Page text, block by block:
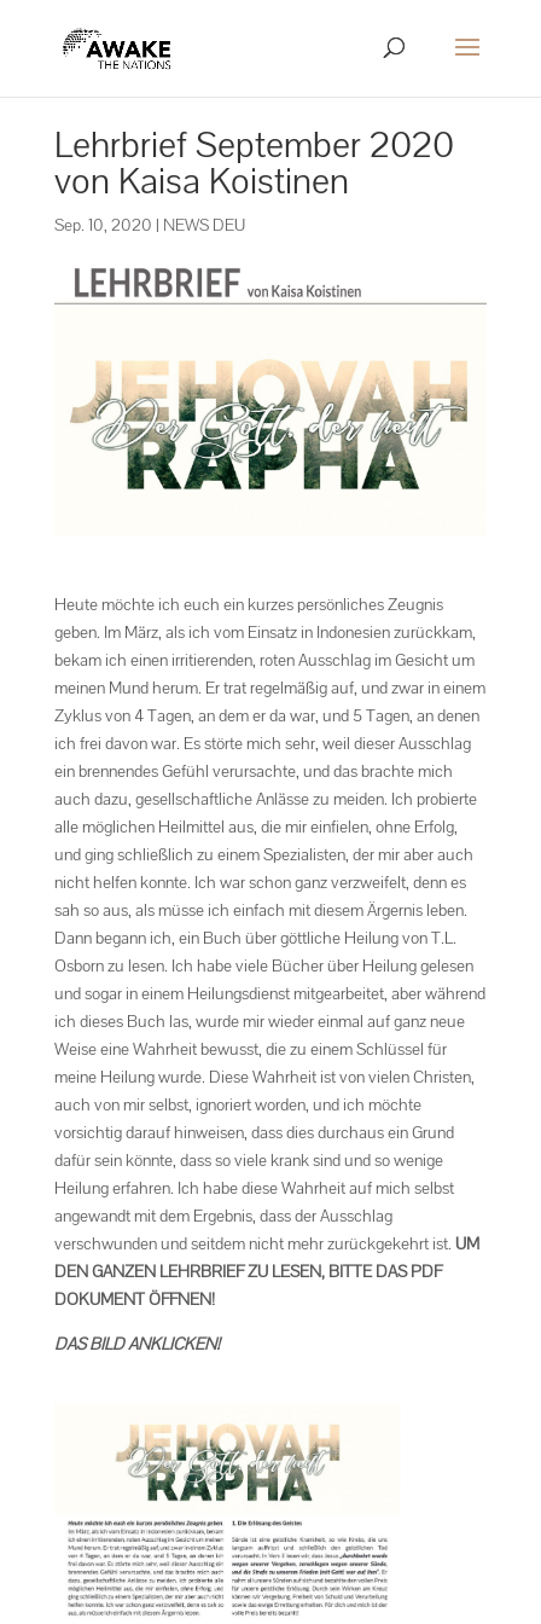
Lehrbrief September 2020
von Kaisa Koistinen
Sep. 10, 2020 | NEWS DEU
Heute möchte ich euch ein kurzes persönliches Zeugnis
geben. Im März, als ich vom Einsatz in Indonesien zurückkam,
bekam ich einen irritierenden, roten Ausschlag im Gesicht um
meinen Mund herum. Er trat regelmäßig auf, und zwar in einem
Zyklus von 4 Tagen, an dem er da war, und 5 Tagen, an denen
ich frei davon war. Es störte mich sehr, weil dieser Ausschlag
ein brennendes Gefühl verursachte, und das brachte mich
auch dazu, gesellschaftliche Anlässe zu meiden. Ich probierte
alle möglichen Heilmittel aus, die mir einfielen, ohne Erfolg,
und ging schließlich zu einem Spezialisten, der mir aber auch
nicht helfen konnte. Ich war schon ganz verzweifelt, denn es
sah so aus, als müsse ich einfach mit diesem Ärgernis leben.
Dann begann ich, ein Buch über göttliche Heilung von T.L.
Osborn zu lesen. Ich habe viele Bücher über Heilung gelesen
und sogar in einem Heilungsdienst mitgearbeitet, aber während
ich dieses Buch las, wurde mir wieder einmal auf ganz neue
Weise eine Wahrheit bewusst, die zu einem Schlüssel für
meine Heilung wurde. Diese Wahrheit ist von vielen Christen,
auch von mir selbst, ignoriert worden, und ich möchte
vorsichtig darauf hinweisen, dass dies durchaus ein Grund
dafür sein könnte, dass so viele krank sind und so wenige
Heilung erfahren. Ich habe diese Wahrheit auf mich selbst
angewandt mit dem Ergebnis, dass der Ausschlag
verschwunden und seitdem nicht mehr zurückgekehrt ist. UM
DEN GANZEN LEHRBRIEF ZU LESEN, BITTE DAS PDF
DOKUMENT ÖFFNEN!
DAS BILD ANKLICKEN!